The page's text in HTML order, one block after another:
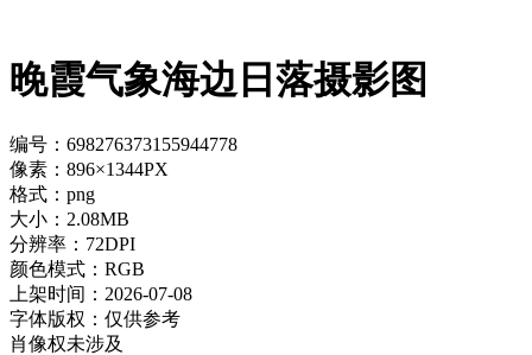
晚霞气象海边日落摄影图
编号：698276373155944778
像素：896×1344PX
格式：png
大小：2.08MB
分辨率：72DPI
颜色模式：RGB
上架时间：2026-07-08
字体版权：仅供参考
肖像权未涉及